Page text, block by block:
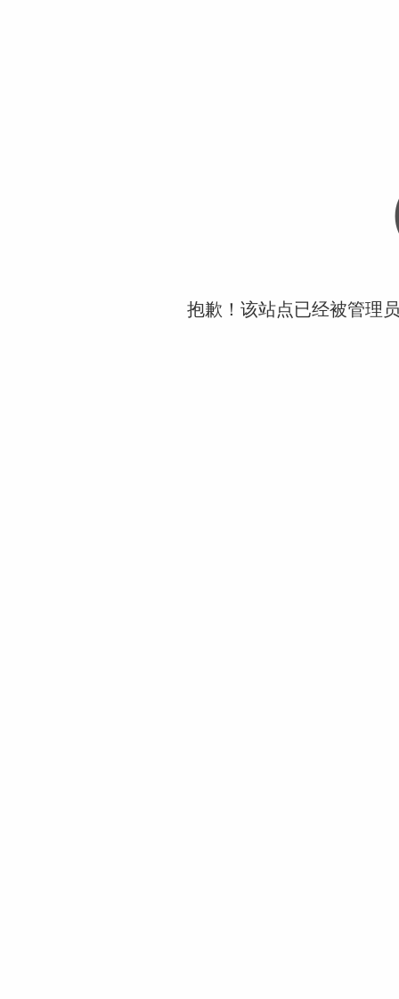
抱歉！该站点已经被管理